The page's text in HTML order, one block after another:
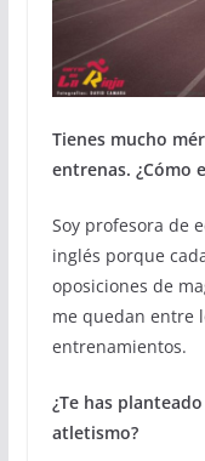
Tienes mucho
entrenas. ¿Cómo
Soy profesora de
inglés porque
oposiciones de
me quedan entre
entrenamientos.
¿Te has
atletismo?